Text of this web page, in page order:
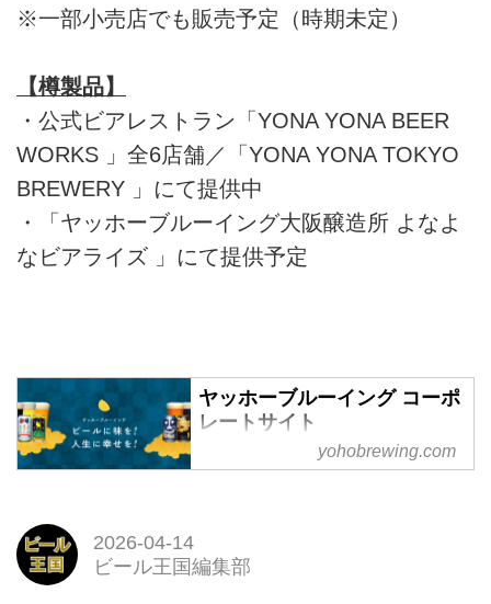
※一部小売店でも販売予定（時期未定）
【樽製品】
・公式ビアレストラン「YONA YONA BEER
WORKS 」全6店舗／「YONA YONA TOKYO
BREWERY 」にて提供中
・「ヤッホーブルーイング大阪醸造所 よなよ
なビアライズ 」にて提供予定
ヤッホーブルーイング コーポ
レートサイト
ヤッホーブルーイングのコーポレ
「僕ビール、君ビール。」「軽井
沢高原ビール」などを製造・販売
yohobrewing.com
2026-04-14
ビール王国編集部